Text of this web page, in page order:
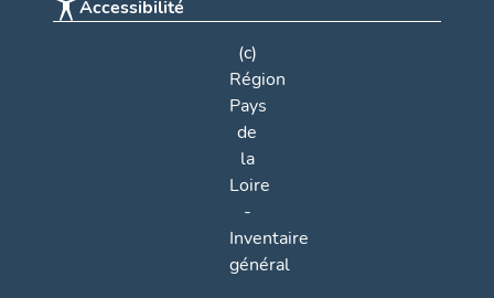
Accessibilité
(c)
Région
Pays
de
la
Loire
-
Inventaire
général